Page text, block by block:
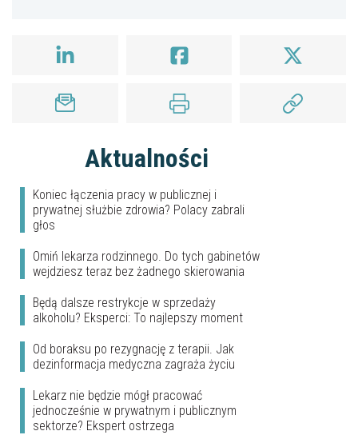
Aktualności
Koniec łączenia pracy w publicznej i
prywatnej służbie zdrowia? Polacy zabrali
głos
Omiń lekarza rodzinnego. Do tych gabinetów
wejdziesz teraz bez żadnego skierowania
Będą dalsze restrykcje w sprzedaży
alkoholu? Eksperci: To najlepszy moment
Od boraksu po rezygnację z terapii. Jak
dezinformacja medyczna zagraża życiu
Lekarz nie będzie mógł pracować
jednocześnie w prywatnym i publicznym
sektorze? Ekspert ostrzega